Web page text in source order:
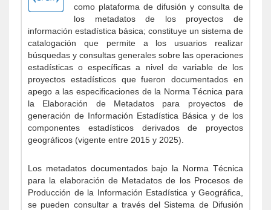
como plataforma de difusión y consulta de
los metadatos de los proyectos de
información estadística básica; constituye un sistema de
catalogación que permite a los usuarios realizar
búsquedas y consultas generales sobre las operaciones
estadísticas o específicas a nivel de variable de los
proyectos estadísticos que fueron documentados en
apego a las especificaciones de la Norma Técnica para
la Elaboración de Metadatos para proyectos de
generación de Información Estadística Básica y de los
componentes estadísticos derivados de proyectos
geográficos (vigente entre 2015 y 2025).
Los metadatos documentados bajo la Norma Técnica
para la elaboración de Metadatos de los Procesos de
Producción de la Información Estadística y Geográfica,
se pueden consultar a través del Sistema de Difusión